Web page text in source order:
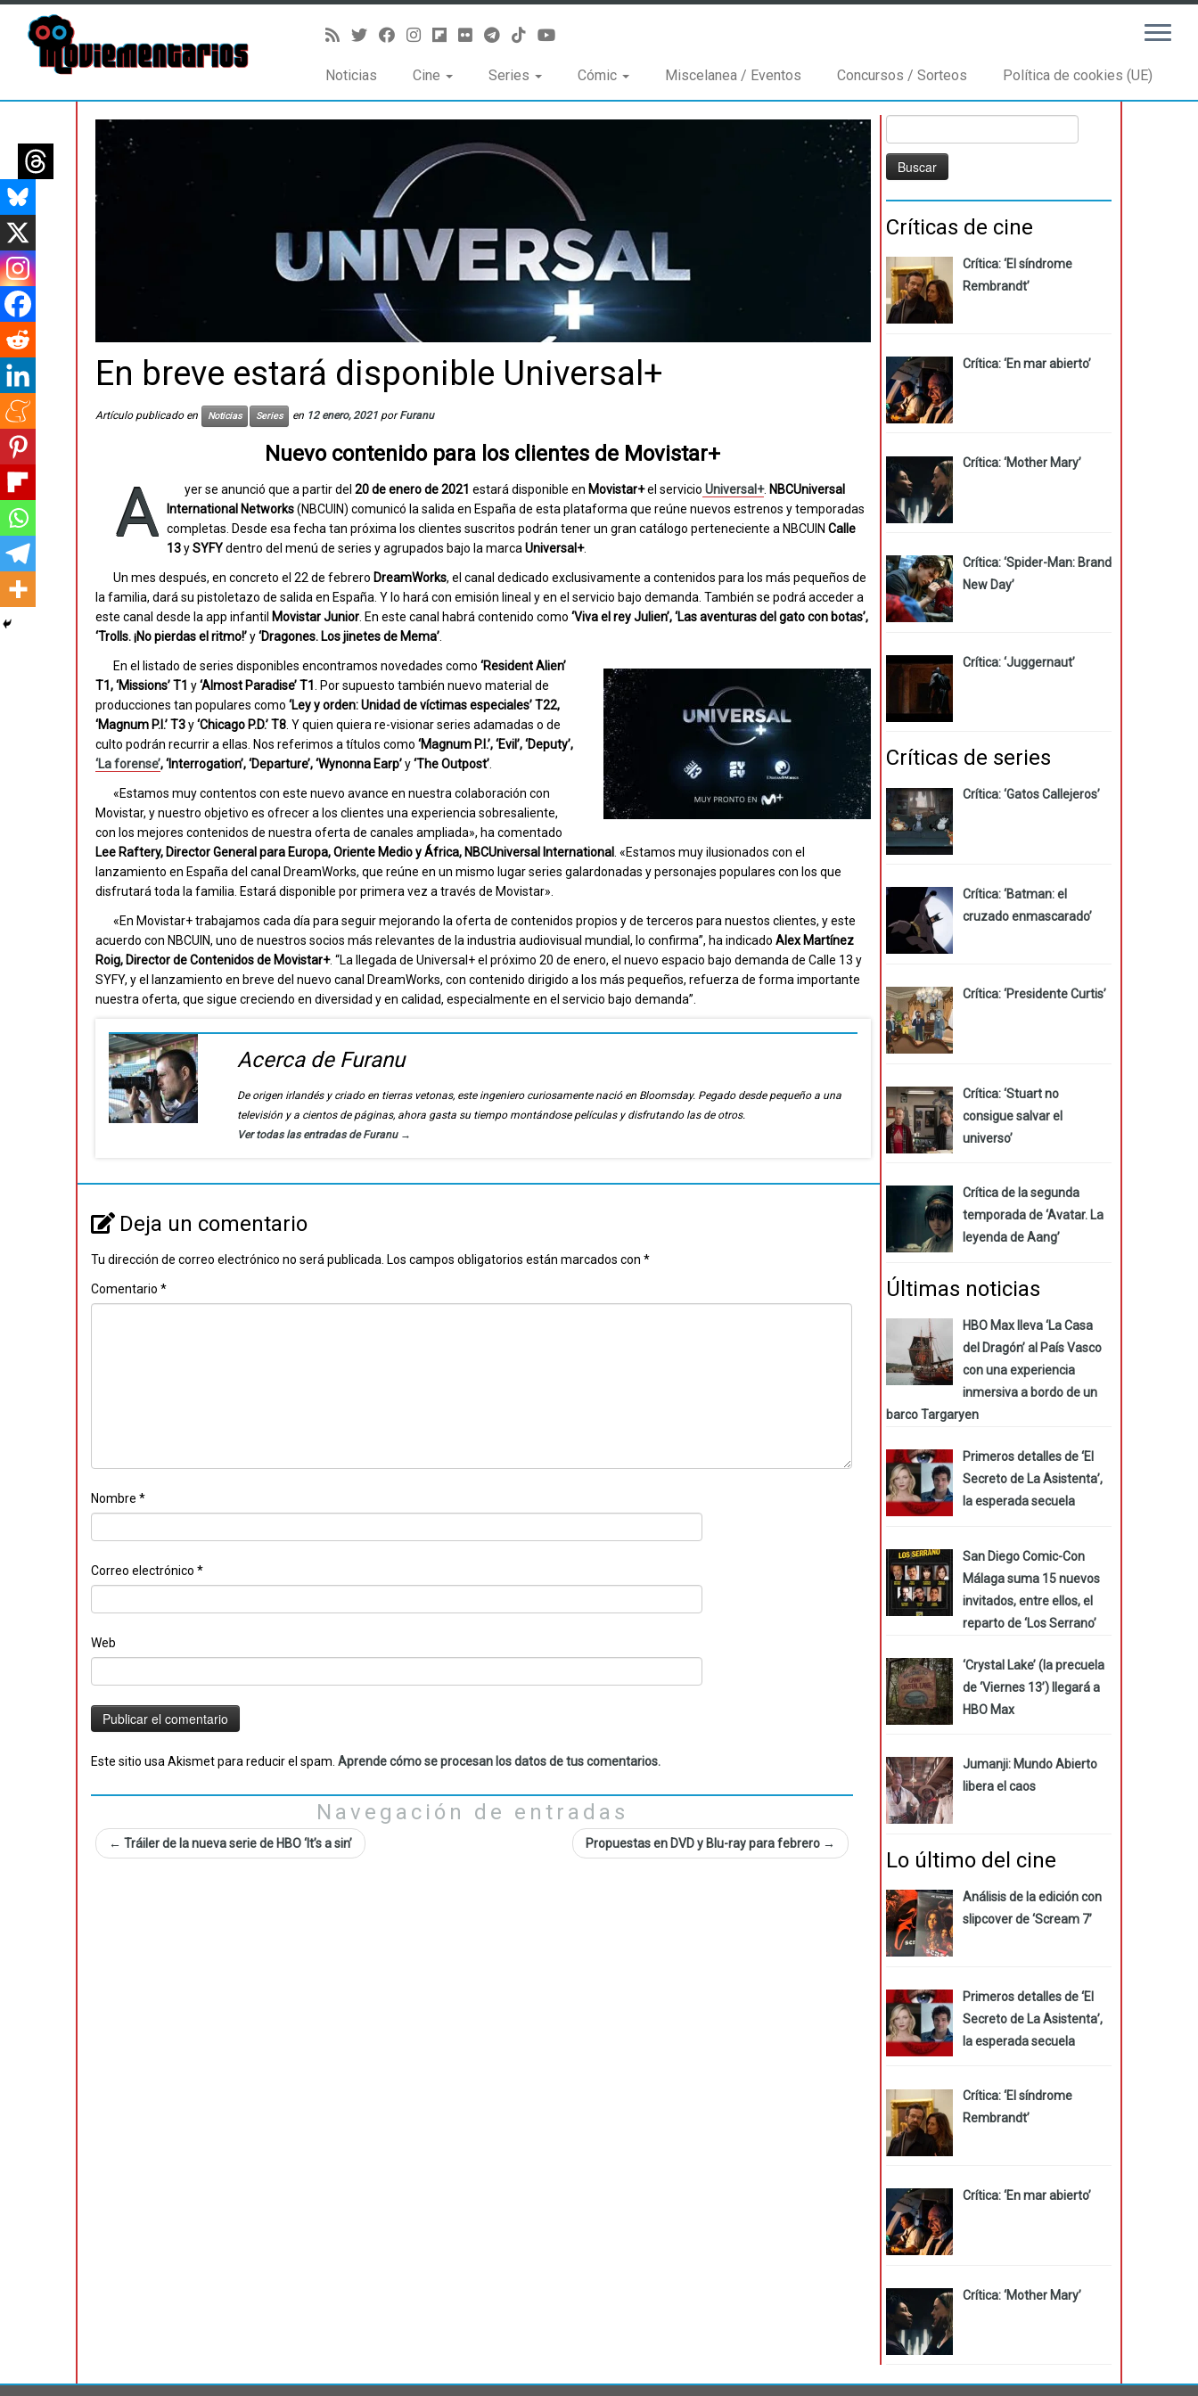
contenido
Noticias Cine Series Cómic Miscelanea / Eventos Concursos / Sorteos Política de cookies (UE)
En breve estará disponible Universal+
Artículo publicado en Noticias Series en 12 enero, 2021 porFuranu
Nuevo contenido para los clientes de Movistar+
A yer se anunció que a partir del 20 de enero de 2021 estará disponible en Movistar+el servicio Universal+. NBCUniversal
International Networks(NBCUIN) comunicó la salida en España de esta plataforma que reúne nuevos estrenos y temporadas
completas. Desde esa fecha tan próxima los clientes suscritos podrán tener un gran catálogo perteneciente a NBCUIN Calle
13ySYFYdentro del menú de series y agrupados bajo la marca Universal+.
Un mes después, en concreto el 22 de febrero DreamWorks, el canal dedicado exclusivamente a contenidos para los más pequeños de
la familia, dará su pistoletazo de salida en España. Y lo hará con emisión lineal y en el servicio bajo demanda. También se podrá acceder a
este canal desde la app infantil Movistar Junior . En este canal habrá contenido como ‘Viva el rey Julien’, ‘Las aventuras del gato con botas’,
‘Trolls. ¡No pierdas el ritmo!’y‘Dragones. Los jinetes de Mema’
En el listado de series disponibles encontramos novedades como ‘Resident Alien’
T1, ‘Missions’ T1 y‘Almost Paradise’ T1
. Por supuesto también nuevo material de
producciones tan populares como ‘Ley y orden: Unidad de víctimas especiales’ T22,
‘Magnum P.I.’ T3y‘Chicago P.D.’ T8 . Y quien quiera re-visionar series adamadas o de
culto podrán recurrir a ellas. Nos referimos a títulos como ‘Magnum P.I.’, ‘Evil’, ‘Deputy’,
‘La forense’, ‘Interrogation’, ‘Departure’, ‘Wynonna Earp’y‘The Outpost’
«Estamos muy contentos con este nuevo avance en nuestra colaboración con
Movistar, y nuestro objetivo es ofrecer a los clientes una experiencia sobresaliente,
con los mejores contenidos de nuestra oferta de canales ampliada», ha comentado
Lee Raftery, Director General para Europa, Oriente Medio y África, NBCUniversal International . «Estamos muy ilusionados con el
lanzamiento en España del canal DreamWorks, que reúne en un mismo lugar series galardonadas y personajes populares con los que
disfrutará toda la familia. Estará disponible por primera vez a través de Movistar».
«En Movistar+ trabajamos cada día para seguir mejorando la oferta de contenidos propios y de terceros para nuestos clientes, y este
acuerdo con NBCUIN, uno de nuestros socios más relevantes de la industria audiovisual mundial, lo confirma”, ha indicado Alex Martínez
Roig, Director de Contenidos de Movistar+. “La llegada de Universal+ el próximo 20 de enero, el nuevo espacio bajo demanda de Calle 13 y
SYFY, y el lanzamiento en breve del nuevo canal DreamWorks, con contenido dirigido a los más pequeños, refuerza de forma importante
nuestra oferta, que sigue creciendo en diversidad y en calidad, especialmente en el servicio bajo demanda”.
Acerca de Furanu
De origen irlandés y criado en tierras vetonas, este ingeniero curiosamente nació en Bloomsday. Pegado desde pequeño a una
televisión y a cientos de páginas, ahora gasta su tiempo montándose películas y disfrutando las de otros.
Ver todas las entradas de Furanu →
Deja un comentario
Tu dirección de correo electrónico no será publicada. Los campos obligatorios están marcados con *
Comentario *
Nombre *
Correo electrónico *
Web
Este sitio usa Akismet para reducir el spam. Aprende cómo se procesan los datos de tus comentarios.
Navegación de entradas
← Tráiler de la nueva serie de HBO ‘It’s a sin’ Propuestas en DVD y Blu-ray para febrero →
Críticas de cine
Crítica: ‘El síndrome
Rembrandt’
Crítica: ‘En mar abierto’
Crítica: ‘Mother Mary’
Crítica: ‘Spider-Man: Brand
New Day’
Crítica: ‘Juggernaut’
Críticas de series
Crítica: ‘Gatos Callejeros’
Crítica: ‘Batman: el
cruzado enmascarado’
Crítica: ‘Presidente Curtis’
Crítica: ‘Stuart no
consigue salvar el
universo’
Crítica de la segunda
temporada de ‘Avatar. La
leyenda de Aang’
Últimas noticias
HBO Max lleva ‘La Casa
del Dragón’ al País Vasco
con una experiencia
inmersiva a bordo de un
barco Targaryen
Primeros detalles de ‘El
Secreto de La Asistenta’,
la esperada secuela
San Diego Comic-Con
Málaga suma 15 nuevos
invitados, entre ellos, el
reparto de ‘Los Serrano’
‘Crystal Lake’ (la precuela
de ‘Viernes 13’) llegará a
HBO Max
Jumanji: Mundo Abierto
libera el caos
Lo último del cine
Análisis de la edición con
slipcover de ‘Scream 7’
Primeros detalles de ‘El
Secreto de La Asistenta’,
la esperada secuela
Crítica: ‘El síndrome
Rembrandt’
Crítica: ‘En mar abierto’
Crítica: ‘Mother Mary’